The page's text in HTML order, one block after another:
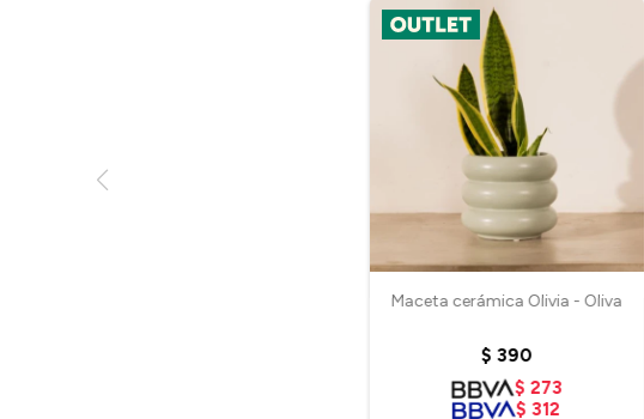
Maceta cerámica Olivia - Oliva
$ 390
$ 273
$ 312